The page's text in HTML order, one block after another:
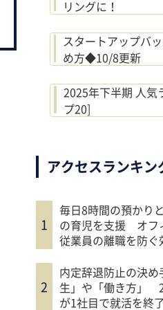
リングに！
スタートアップバ
め方◆10/8更新
2025年下半期 人気
プ20]
アクセスランキン
毎日8時間の預かり
の育児を支援 オフ
従業員の離職を防ぐ
内定辞退防止の決
生」や「働き方」
が1社目で就活を終了